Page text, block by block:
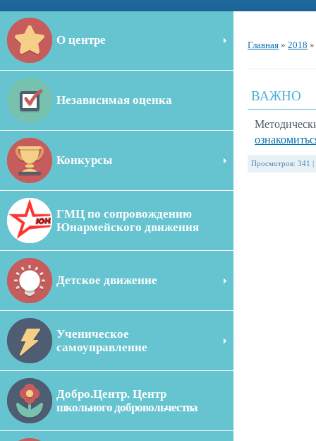
О центре
Независимая оценка
Конкурсы
ГМЦ по сопровождению
Юнармейского движения
Детское движение
Ученическое
самоуправление
Добро.Центр. Центр
школьного добровольчества
Главная » 2018 »
ВАЖНО
Просмотров: 341